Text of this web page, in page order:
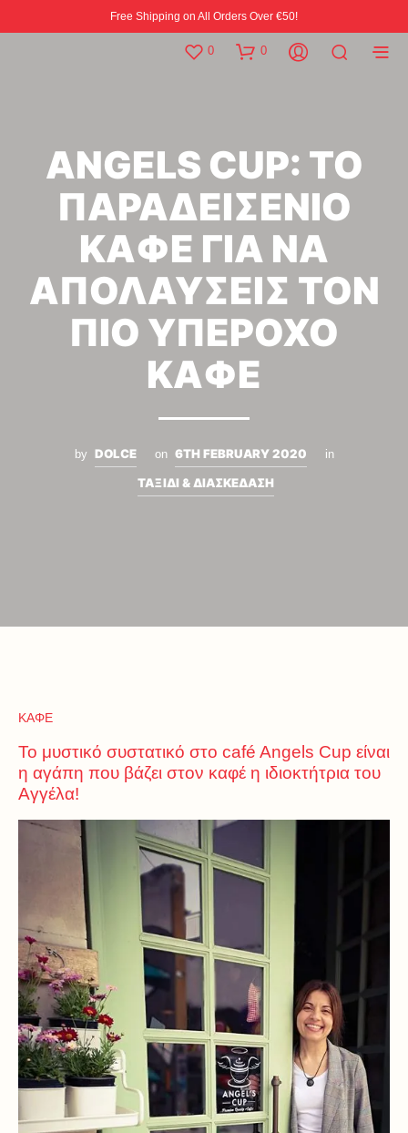
Free Shipping on All Orders Over €50!
0 0
ANGELS CUP: ΤΟ
ΠΑΡΑΔΕΙΣΕΝΙΟ
ΚΑΦΕ ΓΙΑ ΝΑ
ΑΠΟΛΑΥΣΕΙΣ ΤΟΝ
ΠΙΟ ΥΠΕΡΟΧΟ
ΚΑΦΕ
by DOLCE on 6TH FEBRUARY 2020 in
ΤΑΞΙΔΙ & ΔΙΑΣΚΕΔΑΣΗ
ΚΑΦΕ
Το μυστικό συστατικό στο café Angels Cup είναι
η αγάπη που βάζει στον καφέ η ιδιοκτήτρια του
Αγγέλα!